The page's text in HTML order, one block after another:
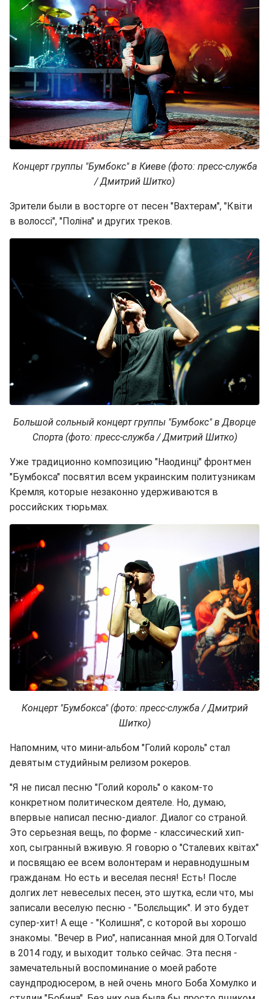
Концерт группы "Бумбокс" в Киеве (фото: пресс-служба
/ Дмитрий Шитко)
Зрители были в восторге от песен "Вахтерам", "Квіти
в волоссі", "Поліна" и других треков.
Большой сольный концерт группы "Бумбокс" в Дворце
Спорта (фото: пресс-служба / Дмитрий Шитко)
Уже традиционно композицию "Наодинці" фронтмен
"Бумбокса" посвятил всем украинским политузникам
Кремля, которые незаконно удерживаются в
российских тюрьмах.
Концерт "Бумбокса" (фото: пресс-служба / Дмитрий
Шитко)
Напомним, что мини-альбом "Голий король" стал
девятым студийным релизом рокеров.
"Я не писал песню "Голий король" о каком-то
конкретном политическом деятеле. Но, думаю,
впервые написал песню-диалог. Диалог со страной.
Это серьезная вещь, по форме - классический хип-
хоп, сыгранный вживую. Я говорю о "Сталевих квітах"
и посвящаю ее всем волонтерам и неравнодушным
гражданам. Но есть и веселая песня! Есть! После
долгих лет невеселых песен, это шутка, если что, мы
записали веселую песню - "Болєльщик". И это будет
супер-хит! А еще - "Колишня", с которой вы хорошо
знакомы. "Вечер в Рио", написанная мной для O.Torvald
в 2014 году, и выходит только сейчас. Эта песня -
замечательный воспоминание о моей работе
саундпродюсером, в ней очень много Боба Хомулко и